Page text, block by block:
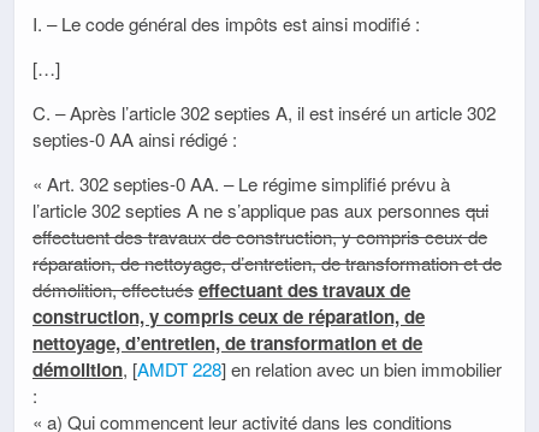
I. – Le code général des impôts est ainsi modifié :
[…]
C. – Après l’article 302 septies A, il est inséré un article 302
septies-0 AA ainsi rédigé :
« Art. 302 septies-0 AA. – Le régime simplifié prévu à
l’article 302 septies A ne s’applique pas aux personnes qui
effectuent des travaux de construction, y compris ceux de
réparation, de nettoyage, d’entretien, de transformation et de
démolition, effectuéseffectuant des travaux de
construction, y compris ceux de réparation, de
nettoyage, d’entretien, de transformation et de
démolition, [AMDT 228] en relation avec un bien immobilier
:
« a) Qui commencent leur activité dans les conditions